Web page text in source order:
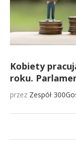
Kobiety
roku.
przez Zespół